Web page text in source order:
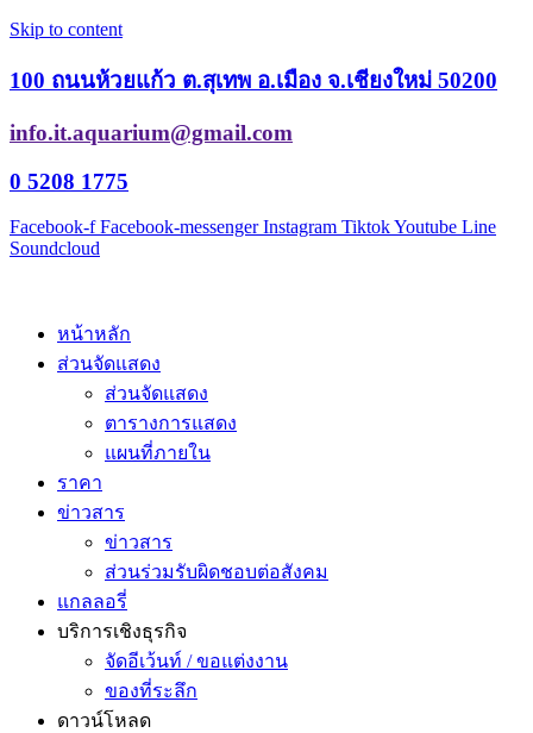
Skip to content
100 ถนนห้วยแก้ว ต.สุเทพ อ.เมือง จ.เชียงใหม่ 50200
info.it.aquarium@gmail.com
0 5208 1775
Facebook-f Facebook-messenger Instagram TiktokYoutube Line
Soundcloud
หน้าหลัก
ส่วนจัดแสดง
ส่วนจัดแสดง
ตารางการแสดง
แผนที่ภายใน
ราคา
ข่าวสาร
ข่าวสาร
ส่วนร่วมรับผิดชอบต่อสังคม
แกลลอรี่
บริการเชิงธุรกิจ
จัดอีเว้นท์ / ขอแต่งงาน
ของที่ระลึก
ดาวน์โหลด